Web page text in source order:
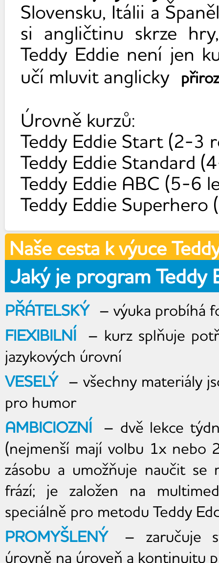
Slovensku, Itálii a
si angličtinu skrze
Teddy Eddie není jen
učí mluvit anglicky
Úrovně kurzů:
Teddy Eddie Start (2-3
Teddy Eddie Standard
Teddy Eddie ABC (5-6
Teddy Eddie Superhero
Naše cesta k výuce
Jaký je program Teddy
PŘÁTELSKÝ – výuka probíhá
FlEXIBILNÍ – kurz splňuje
jazykových úrovní
VESELÝ– všechny materiály
pro humor
AMBICIOZNÍ – dvě lekce
(nejmenší mají volbu 1x nebo
zásobu a umožňuje naučit se
frází; je založen na
speciálně pro metodu Teddy
PROMYŠLENÝ– zaručuje
úrovně na úroveň a kontinuitu